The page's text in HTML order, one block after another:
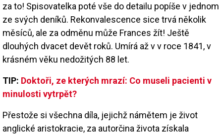
za to! Spisovatelka poté vše do detailu popíše v jednom
ze svých deníků. Rekonvalescence sice trvá několik
měsíců, ale za odměnu může Frances žít! Ještě
dlouhých dvacet devět roků. Umírá až v v roce 1841, v
krásném věku nedožitých 88 let.
TIP: Doktoři, ze kterých mrazí: Co museli pacienti v
minulosti vytrpět?
Přestože si všechna díla, jejichž námětem je život
anglické aristokracie, za autorčina života získala